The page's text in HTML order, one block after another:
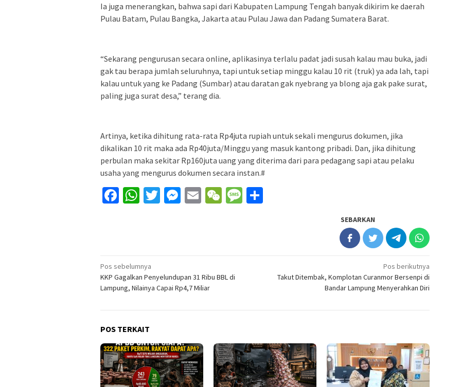
Ia juga menerangkan, bahwa sapi dari Kabupaten Lampung Tengah banyak dikirim ke daerah
Pulau Batam, Pulau Bangka, Jakarta atau Pulau Jawa dan Padang Sumatera Barat.
“Sekarang pengurusan secara online, aplikasinya terlalu padat jadi susah kalau mau buka, jadi
gak tau berapa jumlah seluruhnya, tapi untuk setiap minggu kalau 10 rit (truk) ya ada lah, tapi
kalau untuk yang ke Padang (Sumbar) atau daratan gak nyebrang ya blong aja gak pake surat,
paling juga surat desa,” terang dia.
Artinya, ketika dihitung rata-rata Rp4juta rupiah untuk sekali mengurus dokumen, jika
dikalikan 10 rit maka ada Rp40juta/Minggu yang masuk kantong pribadi. Dan, jika dihitung
perbulan maka sekitar Rp160juta uang yang diterima dari para pedagang sapi atau pelaku
usaha yang mengurus dokumen secara instan.#
Facebook
WhatsApp
Twitter
Messenger
EmailWeChatMessage
SEBARKAN
Navigasi
pos
Pos sebelumnya
KKP Gagalkan Penyelundupan 31 Ribu BBL di
Lampung, Nilainya Capai Rp4,7 Miliar
Pos berikutnya
Takut Ditembak, Komplotan Curanmor Bersenpi di
Bandar Lampung Menyerahkan Diri
POS TERKAIT